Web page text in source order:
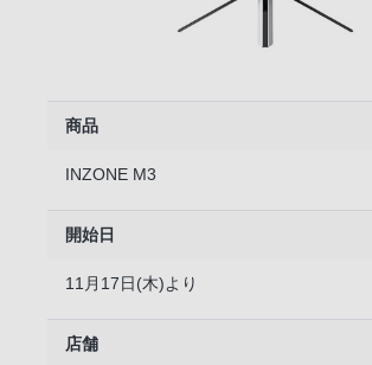
商品
INZONE M3
開始日
11月17日(木)より
店舗